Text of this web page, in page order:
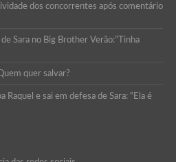
dos concorrentes após comentário
Sara no Big Brother Verão:”Tinha
quer salvar?
Raquel e sai em defesa de Sara: “Ela é